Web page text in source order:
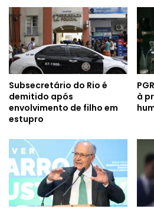
Subsecretário do Rio é
demitido após
envolvimento de filho em
estupro
à